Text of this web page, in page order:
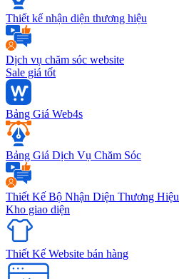
Thiết kế nhận diện thương hiệu
Dịch vụ chăm sóc website
Sale giá tốt
Bảng Giá Web4s
Bảng Giá Dịch Vụ Chăm Sóc
Thiết Kế Bộ Nhận Diện Thương Hiệu
Kho giao diện
Thiết Kế Website bán hàng